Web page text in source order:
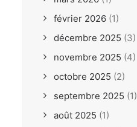
février 2026 (1)
décembre 2025 (3)
novembre 2025 (4)
octobre 2025 (2)
septembre 2025 (1)
août 2025 (1)